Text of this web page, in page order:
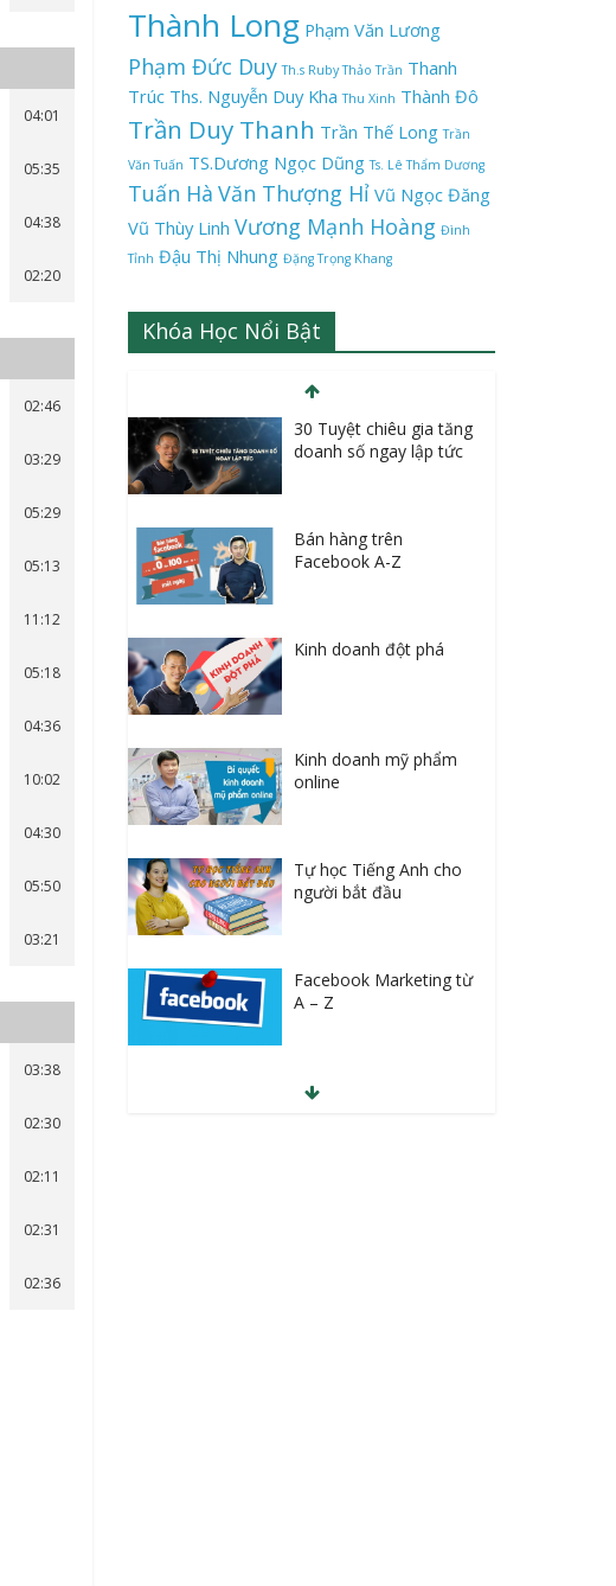
04:01
05:35
04:38
02:20
02:46
03:29
05:29
05:13
11:12
05:18
04:36
10:02
04:30
05:50
03:21
03:38
02:30
02:11
02:31
02:36
Thành Long Phạm Văn Lương
Phạm Đức Duy Th.s Ruby Thảo Trần Thanh
Trúc Ths. Nguyễn Duy Kha Thu Xinh Thành Đô
Trần Duy Thanh Trần Thế Long Trần
Văn Tuấn TS.Dương Ngọc Dũng Ts. Lê Thẩm Dương
Tuấn Hà Văn Thượng Hỉ Vũ Ngọc Đăng
Vũ Thùy Linh Vương Mạnh Hoàng Đình
Tỉnh Đậu Thị Nhung Đặng Trọng Khang
Khóa Học Nổi Bật
30 Tuyệt chiêu gia tăng
doanh số ngay lập tức
Bán hàng trên
Facebook A-Z
Kinh doanh đột phá
Kinh doanh mỹ phẩm
online
Tự học Tiếng Anh cho
người bắt đầu
Facebook Marketing từ
A – Z